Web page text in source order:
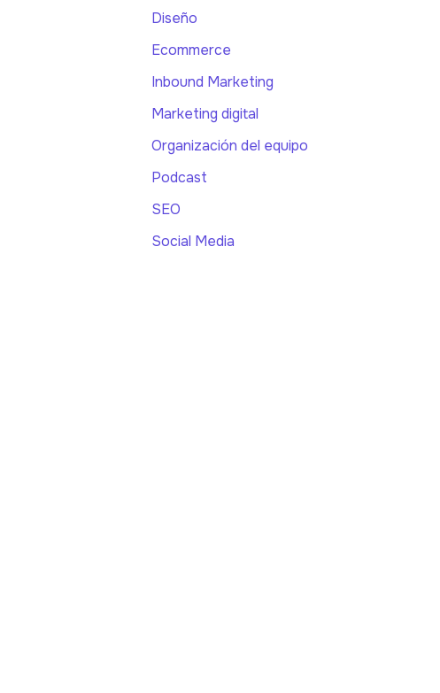
Diseño
Ecommerce
Inbound Marketing
Marketing digital
Organización del equipo
Podcast
SEO
Social Media